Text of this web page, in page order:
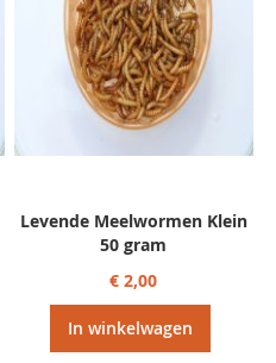
Levende Meelwormen Klein
50 gram
€ 2,00
In winkelwagen